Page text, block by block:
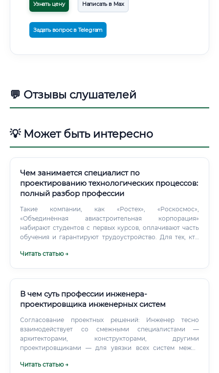
Узнать цену Написать в Max
Задать вопрос в Telegram
💬 Отзывы слушателей
💡 Может быть интересно
Чем занимается специалист по
проектированию технологических процессов:
полный разбор профессии
Такие компании, как «Ростех», «Роскосмос»,
«Объединённая авиастроительная корпорация»
набирают студентов с первых курсов, оплачивают часть
обучения и гарантируют трудоустройство. Для тех, кто
Читать статью →
В чем суть профессии инженера-
проектировщика инженерных систем
Согласование проектных решений: Инженер тесно
взаимодействует со смежными специалистами —
архитекторами, конструкторами, другими
проектировщиками — для увязки всех систем между
экспертизе: Готовый проект проходит проверку в
Читать статью →